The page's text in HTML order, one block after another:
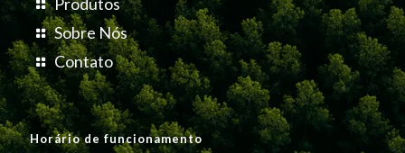
Sobre Nós
Contato
Horário de funcionamento